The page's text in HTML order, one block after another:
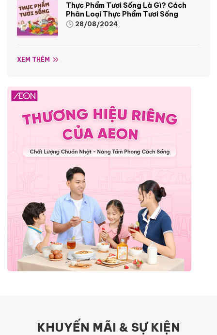
Thực Phẩm Tươi Sống Là Gì? Cách
Phân Loại Thực Phẩm Tươi Sống
28/08/2024
XEM THÊM
KHUYẾN MÃI & SỰ KIỆN